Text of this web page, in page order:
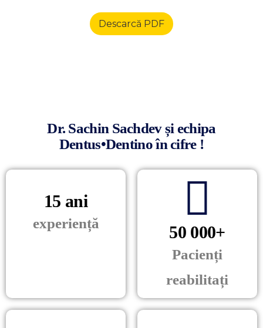
Descarcă PDF
Dr. Sachin Sachdev și echipa
Dentus•Dentino în cifre !
15 ani
experiență 50 000+
Pacienți
reabilitați